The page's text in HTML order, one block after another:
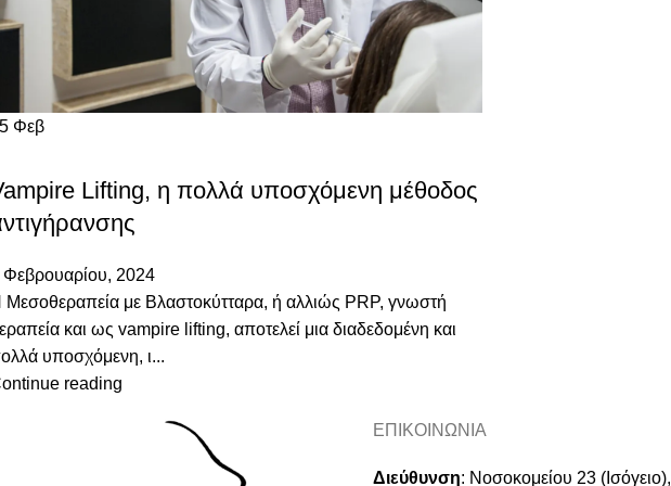
Φεβ
Lifting, η πολλά υποσχόμενη μέθοδος
Φεβρουαρίου, 2024
Μεσοθεραπεία με Βλαστοκύτταρα, ή αλλιώς PRP, γνωστή
και ως vampire lifting, αποτελεί μια διαδεδομένη και
υποσχόμενη, ι...
reading
ΕΠΙΚΟΙΝΩΝΙΑ
Διεύθυνση: Νοσοκομείου 23 (Ισόγειο),